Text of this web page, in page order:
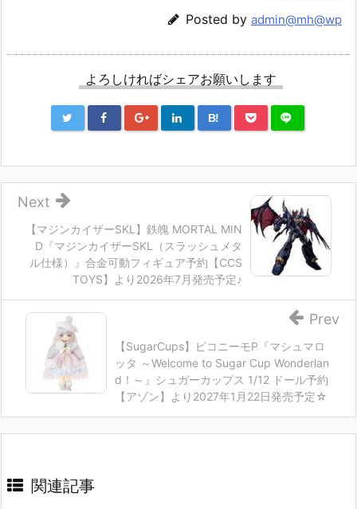
Posted by admin@mh@wp
よろしければシェアお願いします
B!
【マジンカイザーSKL】鉄魄 MORTAL MIN
D『マジンカイザーSKL（スラッシュメタ
ル仕様）』合金可動フィギュア予約【CCS
TOYS】より2026年7月発売予定♪
Next
【SugarCups】ピコニーモP『マシュマロ
ッタ ～Welcome to Sugar Cup Wonderlan
d！～』シュガーカップス 1/12 ドール予約
【アゾン】より2027年1月22日発売予定☆
Prev
関連記事